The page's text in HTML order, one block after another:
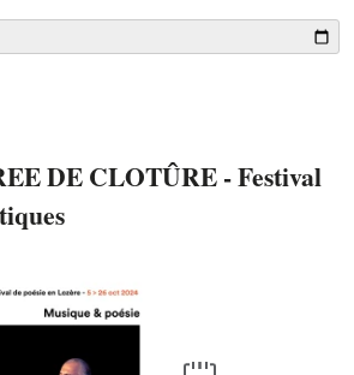
DE CLOTÛRE - Festival